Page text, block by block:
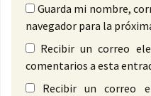
Guarda mi nombre,
navegador para la
Recibir un correo
comentarios a esta
Recibir un correo